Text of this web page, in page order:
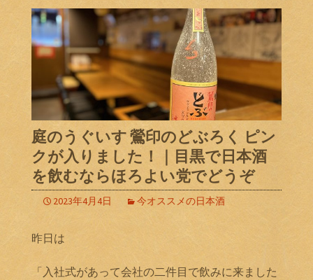
庭のうぐいす 鶯印のどぶろく ピン
クが入りました！｜目黒で日本酒
を飲むならほろよい党でどうぞ
2023年4月4日 今オススメの日本酒
昨日は
「入社式があって会社の二件目で飲みに来ました